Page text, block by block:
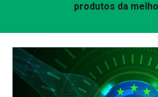
produtos da